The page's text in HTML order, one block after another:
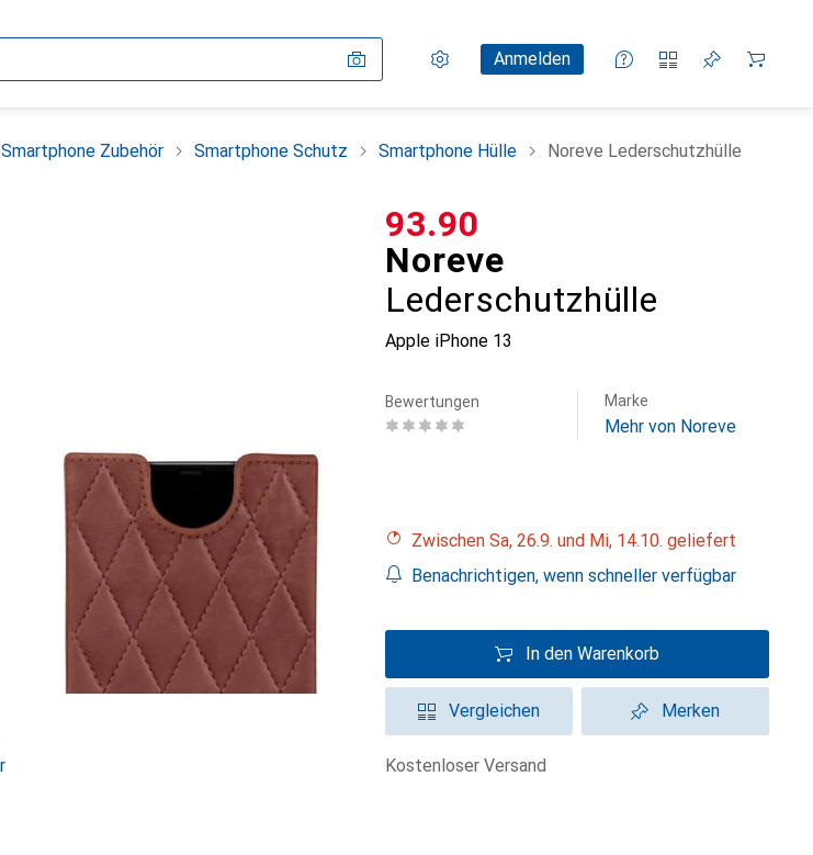
Einstellungen
KundenkontoAnmelden
Vergleichslisten
Merklisten
Warenkorb
Smartphone Zubehör Smartphone Schutz Smartphone Hülle Noreve Lederschutzhülle
Noreve
Lederschutzhülle
Apple iPhone 13
CHF
93.90
Bewertungen Marke
Mehr von Noreve
Zwischen Sa, 26.9. und Mi, 14.10. geliefert
Benachrichtigen, wenn schneller verfügbar
In den Warenkorb
Vergleichen Merken
kostenloser Versand